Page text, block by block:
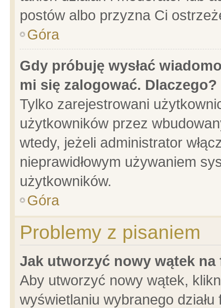
postów albo przyzna Ci
Góra
Gdy próbuję wysłać
mi się zalogować. Dlaczego?
Tylko zarejestrowani
użytkowników przez
wtedy, jeżeli administrator
nieprawidłowym używaniem
użytkowników.
Góra
Problemy z pisaniem
Jak utworzyć nowy wątek na
Aby utworzyć nowy wątek,
wyświetlaniu wybranego